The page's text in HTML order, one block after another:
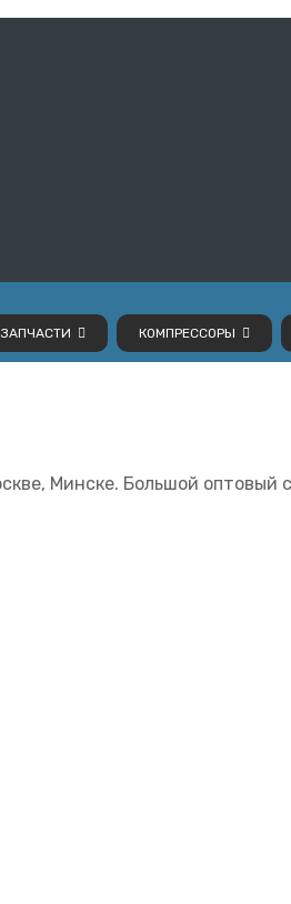
КОМПРЕССОРЫ
Минске. Большой оптовый